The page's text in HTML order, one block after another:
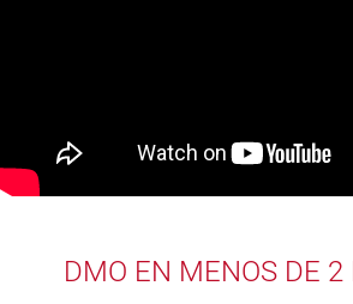
DMO EN MENOS DE